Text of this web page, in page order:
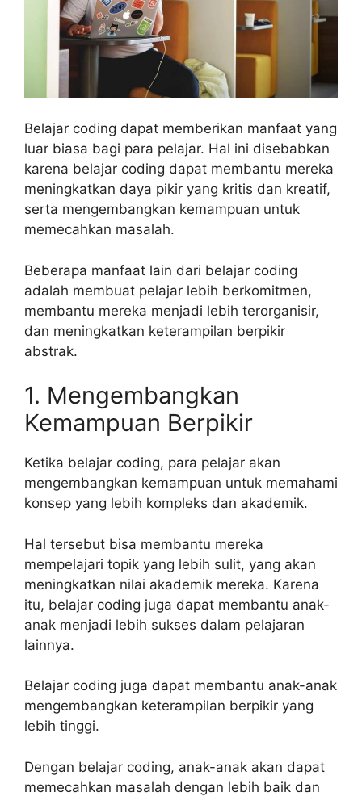
Belajar coding dapat memberikan manfaat yang
luar biasa bagi para pelajar. Hal ini disebabkan
karena belajar coding dapat membantu mereka
meningkatkan daya pikir yang kritis dan kreatif,
serta mengembangkan kemampuan untuk
memecahkan masalah.
Beberapa manfaat lain dari belajar coding
adalah membuat pelajar lebih berkomitmen,
membantu mereka menjadi lebih terorganisir,
dan meningkatkan keterampilan berpikir
abstrak.
1. Mengembangkan
Kemampuan Berpikir
Ketika belajar coding, para pelajar akan
mengembangkan kemampuan untuk memahami
konsep yang lebih kompleks dan akademik.
Hal tersebut bisa membantu mereka
mempelajari topik yang lebih sulit, yang akan
meningkatkan nilai akademik mereka. Karena
itu, belajar coding juga dapat membantu anak-
anak menjadi lebih sukses dalam pelajaran
lainnya.
Belajar coding juga dapat membantu anak-anak
mengembangkan keterampilan berpikir yang
lebih tinggi.
Dengan belajar coding, anak-anak akan dapat
memecahkan masalah dengan lebih baik dan